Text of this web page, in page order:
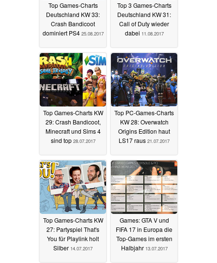
Top Games-Charts
Deutschland KW 33:
Crash Bandicoot
dominiert PS4 25.08.2017
Top 3 Games-Charts
Deutschland KW 31:
Call of Duty wieder
dabei 11.08.2017
Top Games-Charts KW
29: Crash Bandicoot,
Minecraft und Sims 4
sind top 28.07.2017
Top PC-Games-Charts
KW 28: Overwatch
Origins Edition haut
LS17 raus 21.07.2017
Top Games-Charts KW
27: Partyspiel That's
You für Playlink holt
Silber 14.07.2017
Games: GTA V und
FIFA 17 in Europa die
Top-Games im ersten
Halbjahr 13.07.2017